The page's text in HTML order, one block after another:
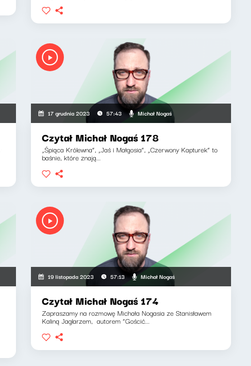
17 grudnia 2023 57:43 Michał Nogaś
Czytał Michał Nogaś 178
„Śpiąca Królewna”, „Jaś i Małgosia”, „Czerwony Kapturek” to
baśnie, które znają...
19 listopada 2023 57:13 Michał Nogaś
Czytał Michał Nogaś 174
Zapraszamy na rozmowę Michała Nogasia ze Stanisławem
Kaliną Jaglarzem, autorem “Gościć...